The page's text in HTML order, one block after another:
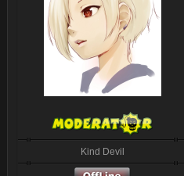
Kind Devil